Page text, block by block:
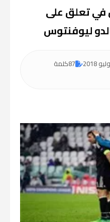
في تعلق على
ليوفنتوس
87كلمة